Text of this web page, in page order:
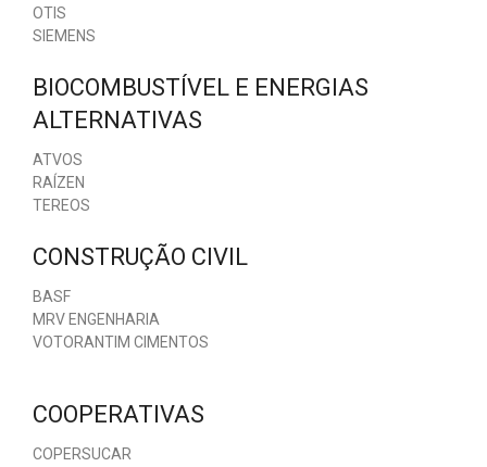
OTIS
SIEMENS
BIOCOMBUSTÍVEL E ENERGIAS
ALTERNATIVAS
ATVOS
RAÍZEN
TEREOS
CONSTRUÇÃO CIVIL
BASF
MRV ENGENHARIA
VOTORANTIM CIMENTOS
COOPERATIVAS
COPERSUCAR